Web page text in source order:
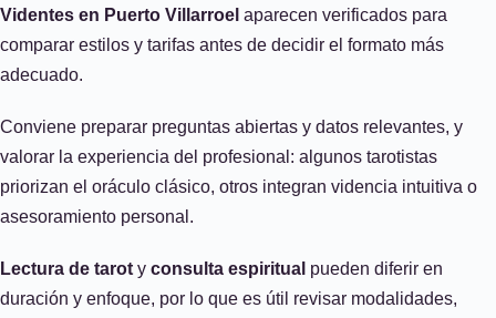
Videntes en Puerto Villarroel aparecen verificados para
comparar estilos y tarifas antes de decidir el formato más
adecuado.
Conviene preparar preguntas abiertas y datos relevantes, y
valorar la experiencia del profesional: algunos tarotistas
priorizan el oráculo clásico, otros integran videncia intuitiva o
asesoramiento personal.
Lectura de tarot y consulta espiritual pueden diferir en
duración y enfoque, por lo que es útil revisar modalidades,